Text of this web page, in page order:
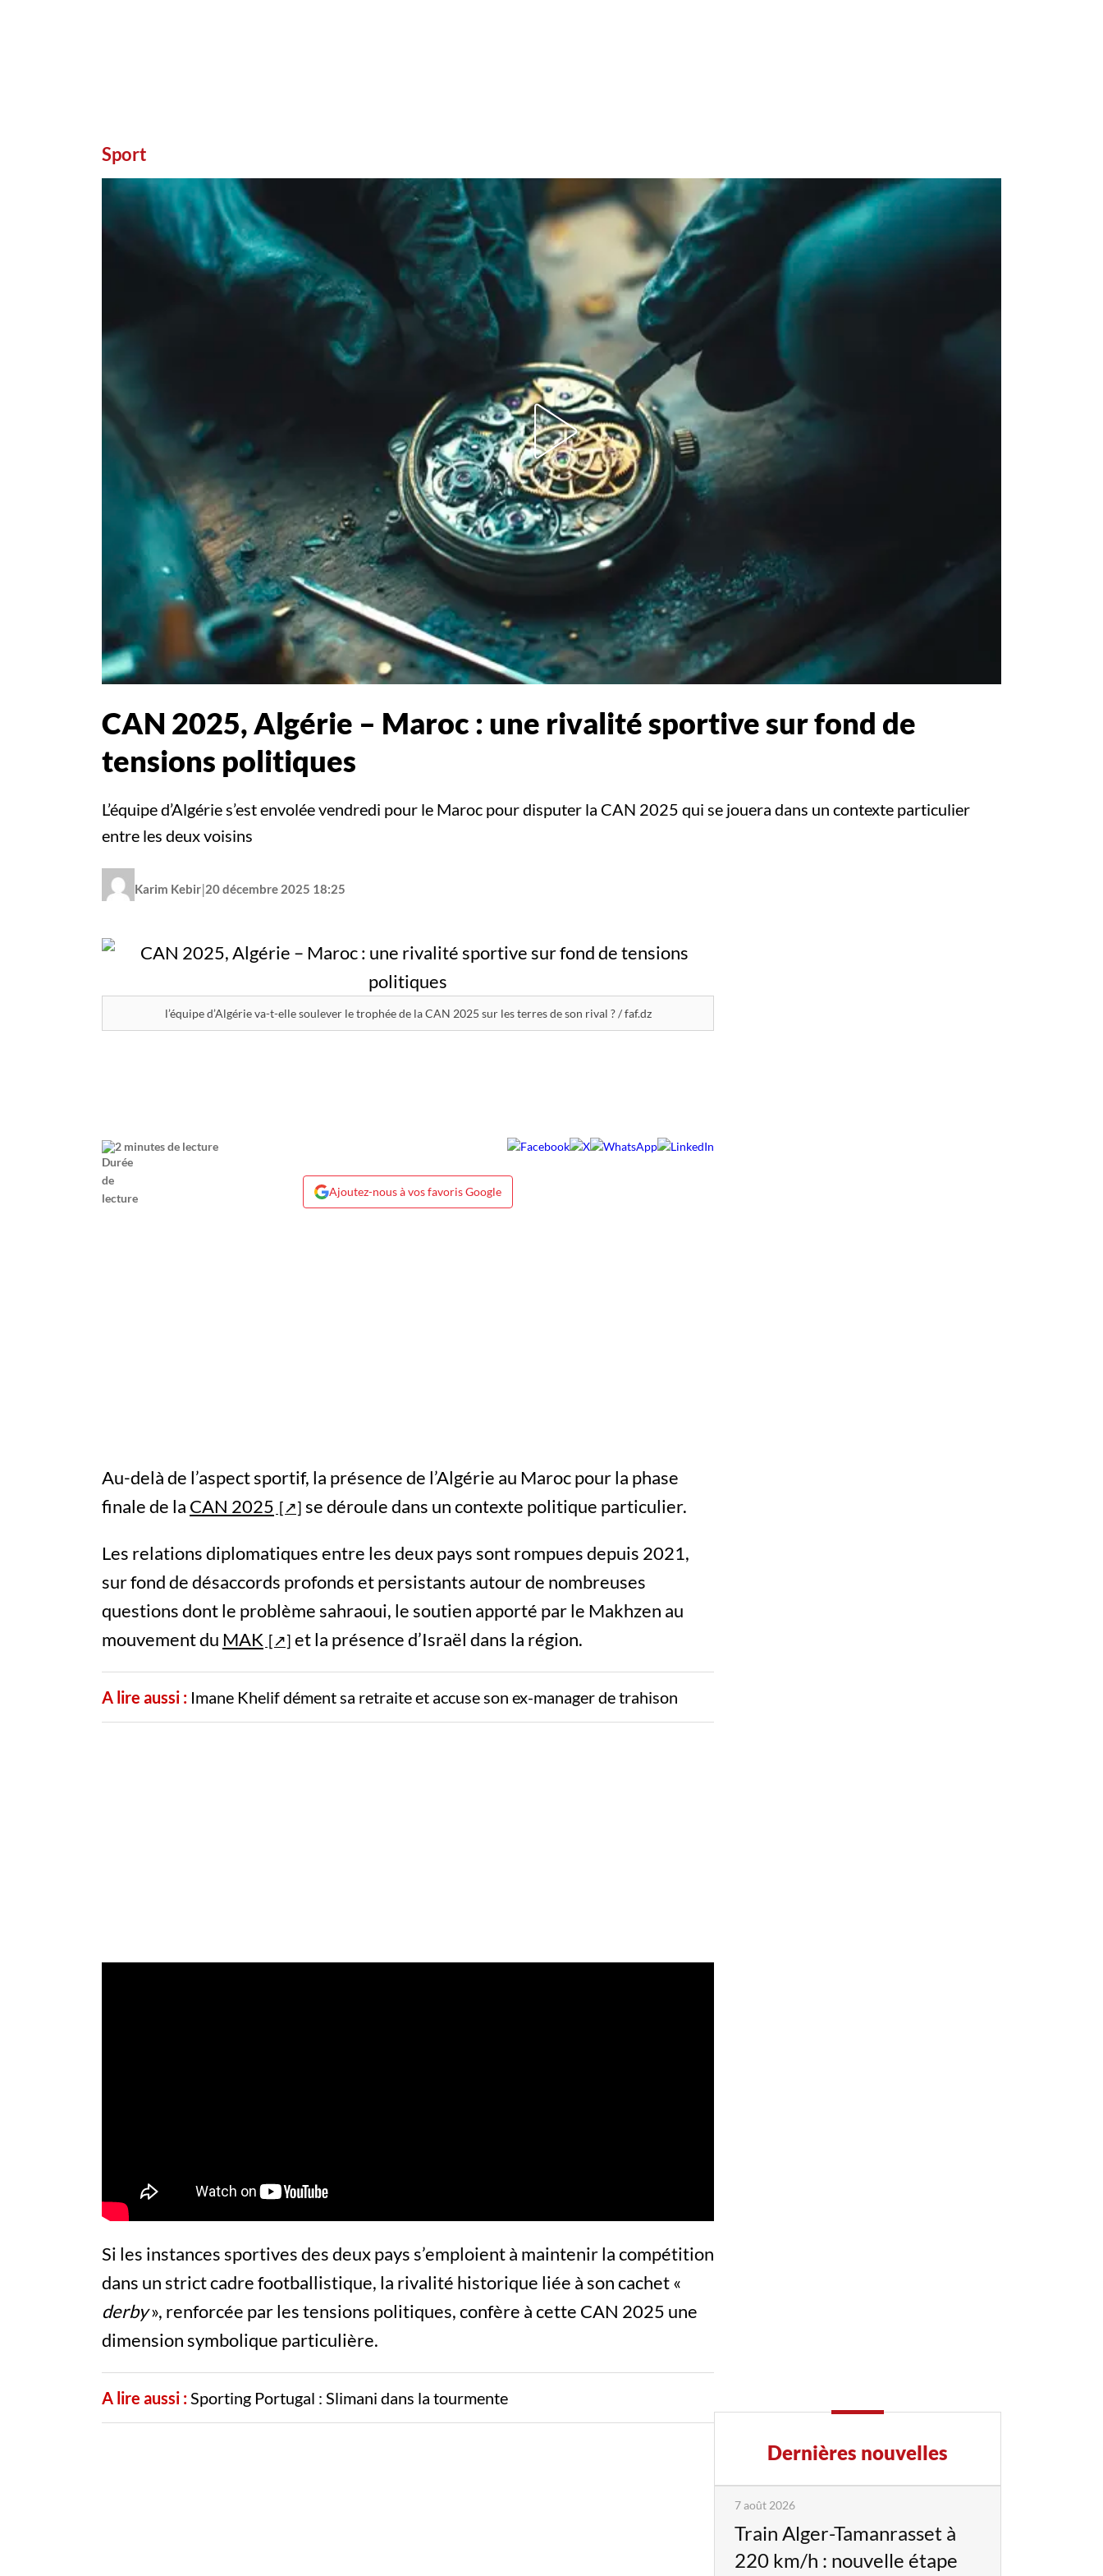
Sport
CAN 2025, Algérie – Maroc : une rivalité sportive sur fond de
tensions politiques
L’équipe d’Algérie s’est envolée vendredi pour le Maroc pour disputer la CAN 2025 qui se jouera dans un contexte particulier
entre les deux voisins
Karim Kebir|20 décembre 2025 18:25
l’équipe d’Algérie va-t-elle soulever le trophée de la CAN 2025 sur les terres de son rival ? / faf.dz
2 minutes de lecture
Ajoutez-nous à vos favoris Google
Au-delà de l’aspect sportif, la présence de l’Algérie au Maroc pour la phase
finale de la CAN 2025 se déroule dans un contexte politique particulier.
Les relations diplomatiques entre les deux pays sont rompues depuis 2021,
sur fond de désaccords profonds et persistants autour de nombreuses
questions dont le problème sahraoui, le soutien apporté par le Makhzen au
mouvement du MAK et la présence d’Israël dans la région.
A lire aussi : Imane Khelif dément sa retraite et accuse son ex-manager de trahison
Si les instances sportives des deux pays s’emploient à maintenir la compétition
dans un strict cadre footballistique, la rivalité historique liée à son cachet «
derby», renforcée par les tensions politiques, confère à cette CAN 2025 une
dimension symbolique particulière.
A lire aussi :Sporting Portugal : Slimani dans la tourmente
Dernières nouvelles
7 août 2026
Train Alger-Tamanrasset à
220 km/h : nouvelle étape